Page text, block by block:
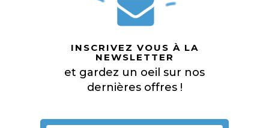
INSCRIVEZ VOUS À LA
NEWSLETTER
et gardez un oeil sur nos
dernières offres !